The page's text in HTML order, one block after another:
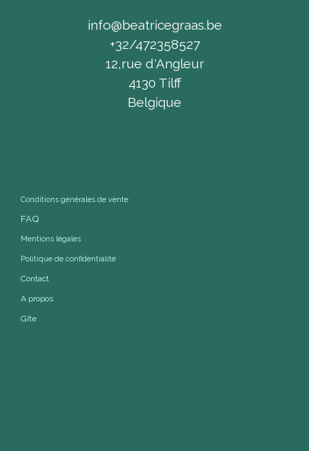
info@beatricegraas.be
+32/472358527
12,rue d'Angleur
4130 Tilff
Belgique
Conditions générales de vente
FAQ
Mentions légales
Politique de confidentialité
Contact
A propos
Gîte